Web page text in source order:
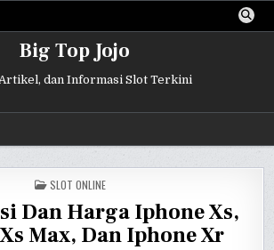
Big Top Jojo
dan Informasi Slot Terkini
POSTED
IN
SLOT ONLINE
Dan Harga Iphone Xs,
Max, Dan Iphone Xr